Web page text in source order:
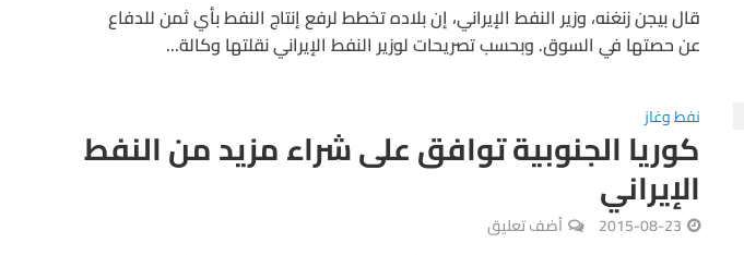
قال بيجن زنغنه، وزير النفط الإيراني، إن بلاده تخطط لرفع إنتاج النفط بأي ثمن للدفاع
عن حصتها في السوق. وبحسب تصريحات لوزير النفط الإيراني نقلتها وكالة...
نفط وغاز
كوريا الجنوبية توافق على شراء مزيد من النفط
الإيراني
2015-08-23 أضف تعليق